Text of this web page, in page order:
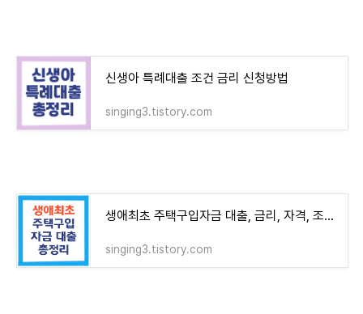
신생아 특례대출 조건 금리 신청방법
singing3.tistory.com
생애최초 주택구입자금 대출, 금리, 자격, 조건등
singing3.tistory.com